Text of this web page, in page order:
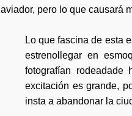
aviador, pero lo que causará
Lo que fascina de esta
estrenollegar en
fotografían
excitación es grande,
insta a abandonar la